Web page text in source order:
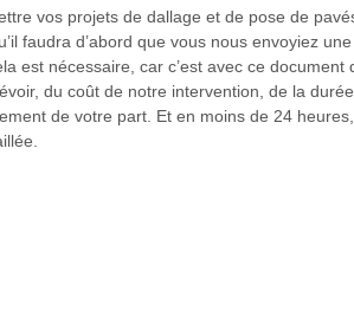
vos projets de dallage et de pose de
faudra d’abord que vous nous envoyiez
est nécessaire, car c’est avec ce
du coût de notre intervention, de la
de votre part. Et en moins de 24